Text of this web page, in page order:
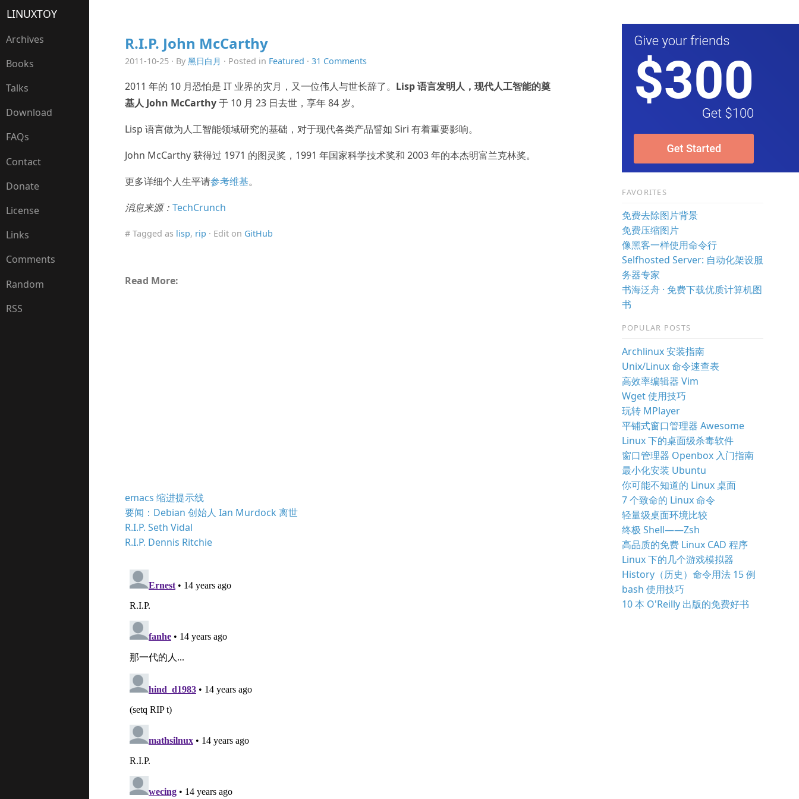
LINUXTOY
Archives
Books
Talks
Download
FAQs
Contact
Donate
License
Links
Comments
Random
RSS
R.I.P. John McCarthy
2011-10-25 · By 黑日白月 · Posted in Featured · 31 Comments
2011 年的 10 月恐怕是 IT 业界的灾月，又一位伟人与世长辞了。 Lisp 语言发明人，现代人工智能的奠
基人 John McCarthy于 10 月 23 日去世，享年 84 岁。
Lisp 语言做为人工智能领域研究的基础，对于现代各类产品譬如 Siri 有着重要影响。
John McCarthy 获得过 1971 的图灵奖，1991 年国家科学技术奖和 2003 年的本杰明富兰克林奖。
更多详细个人生平请参考维基。
消息来源： TechCrunch
# Tagged as lisp, rip · Edit on GitHub
Read More:
emacs 缩进提示线
要闻：Debian 创始人 Ian Murdock 离世
R.I.P. Seth Vidal
R.I.P. Dennis Ritchie
FAVORITES
免费去除图片背景
免费压缩图片
像黑客一样使用命令行
Selfhosted Server: 自动化架设服
务器专家
书海泛舟 · 免费下载优质计算机图
书
POPULAR POSTS
Archlinux 安装指南
Unix/Linux 命令速查表
高效率编辑器 Vim
Wget 使用技巧
玩转 MPlayer
平铺式窗口管理器 Awesome
Linux 下的桌面级杀毒软件
窗口管理器 Openbox 入门指南
最小化安装 Ubuntu
你可能不知道的 Linux 桌面
7 个致命的 Linux 命令
轻量级桌面环境比较
终极 Shell——Zsh
高品质的免费 Linux CAD 程序
Linux 下的几个游戏模拟器
History（历史）命令用法 15 例
bash 使用技巧
10 本 O'Reilly 出版的免费好书